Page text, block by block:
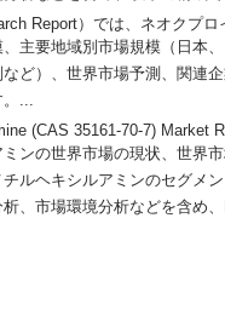
Report）では、ネオクプロ
主要地域別市場規模（日本、
ど）、世界市場予測、関連
。...
(CAS 35161-70-7) Market
ンの世界市場の現状、世界
ルヘキシルアミンのセグメ
、市場環境分析などを含め